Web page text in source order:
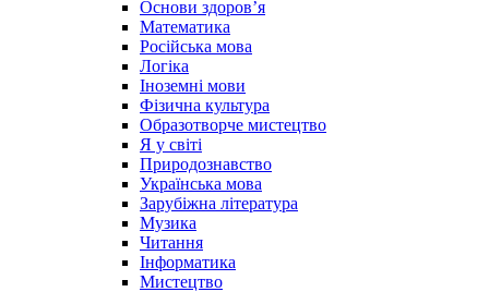
Основи здоров’я
Математика
Російська мова
Логіка
Іноземні мови
Фізична культура
Образотворче мистецтво
Я у світі
Природознавство
Українська мова
Зарубіжна література
Музика
Читання
Інформатика
Мистецтво